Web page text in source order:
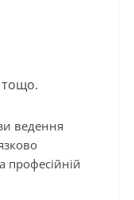
тощо.
ведення
професійній